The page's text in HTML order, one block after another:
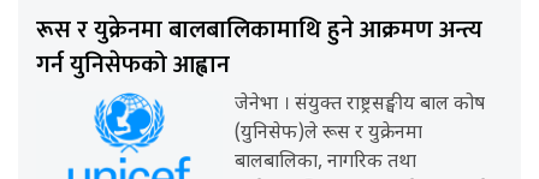
रूस र युक्रेनमा बालबालिकामाथि हुने आक्रमण अन्त्य
गर्न युनिसेफको आह्वान
जेनेभा । संयुक्त राष्ट्रसङ्घीय बाल कोष
(युनिसेफ)ले रूस र युक्रेनमा
बालबालिका, नागरिक तथा